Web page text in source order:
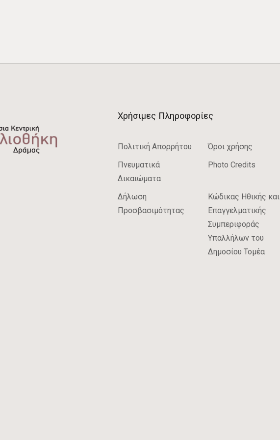
Χρήσιμες Πληροφορίες
Πολιτική Απορρήτου
Όροι χρήσης
Πνευματικά
Δικαιώματα
Photo Credits
Δήλωση
Προσβασιμότητας
Κώδικας Ηθικής και
Επαγγελματικής
Συμπεριφοράς
Υπαλλήλων του
Δημοσίου Τομέα